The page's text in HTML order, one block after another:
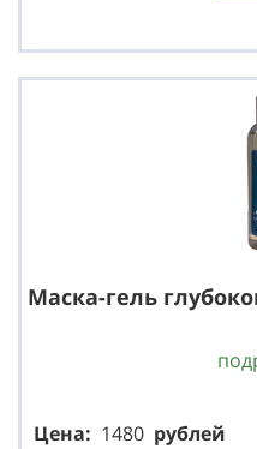
Маска-гель
Цена: 1480 рублей